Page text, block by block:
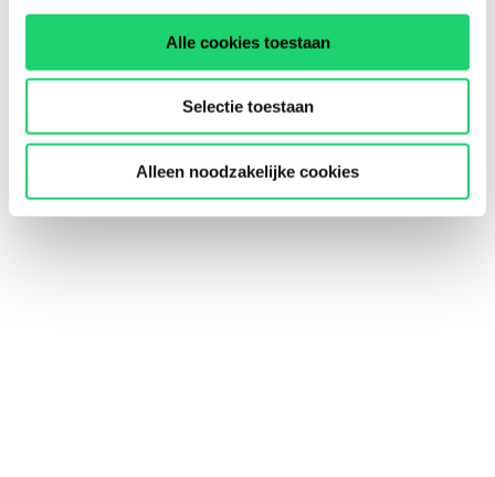
Alle cookies toestaan
Selectie toestaan
Alleen noodzakelijke cookies